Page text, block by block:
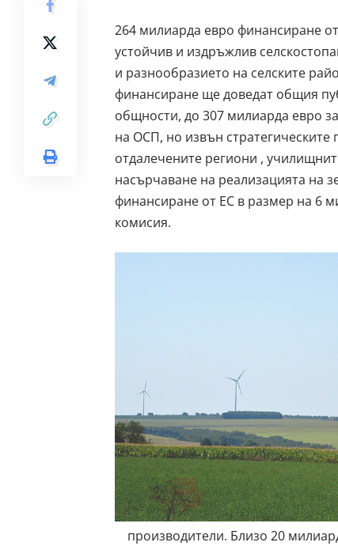
264 милиарда евро финансиране
устойчив и издръжлив
и разнообразието на селските
финансиране ще доведат общия
общности, до 307 милиарда евро
на ОСП, но извън
отдалечените региони ,
насърчаванена реализацията на
финансиране от ЕС в размер на 6
комисия.
производители. Близо 20